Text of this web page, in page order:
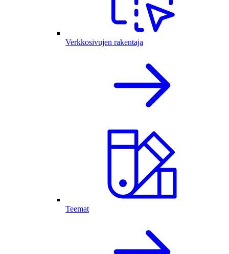
Verkkosivujen rakentaja
Teemat